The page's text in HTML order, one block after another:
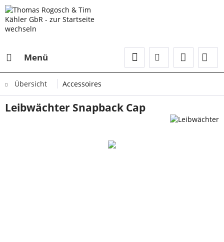
Menü
Übersicht Accessoires
Leibwächter Snapback Cap